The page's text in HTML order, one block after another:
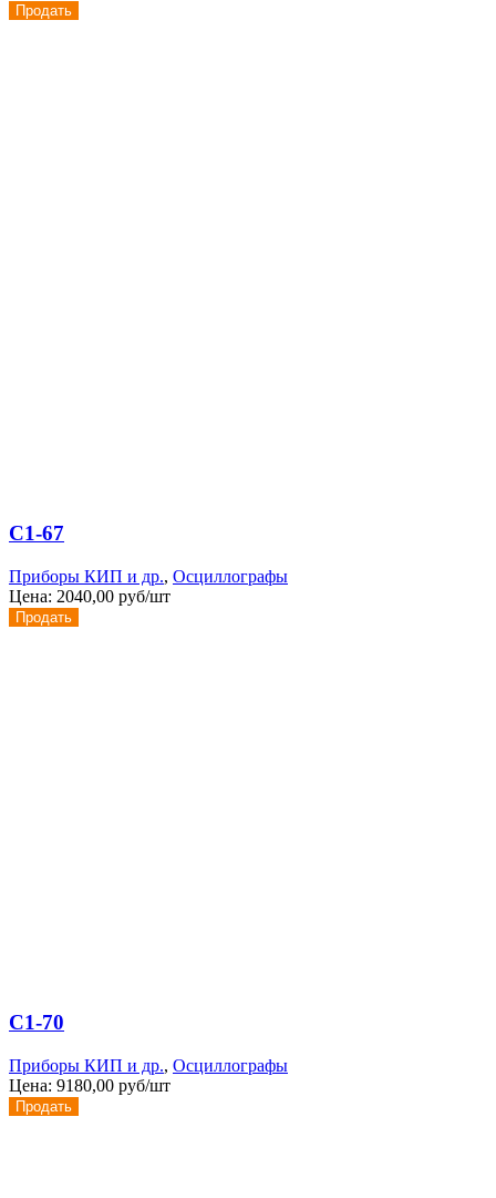
Продать
С1-67
Приборы КИП и др., Осциллографы
Цена: 2040,00 руб/шт
Продать
С1-70
Приборы КИП и др., Осциллографы
Цена: 9180,00 руб/шт
Продать